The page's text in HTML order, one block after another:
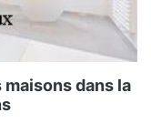
dans la